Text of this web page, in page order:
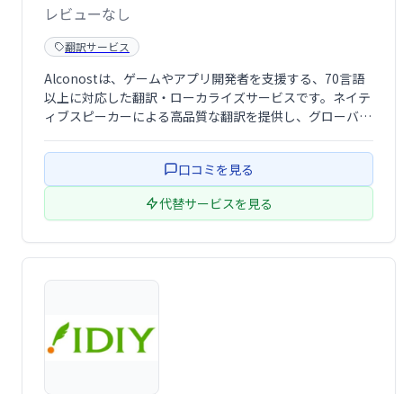
レビューなし
翻訳サービス
Alconostは、ゲームやアプリ開発者を支援する、70言語
以上に対応した翻訳・ローカライズサービスです。ネイテ
ィブスピーカーによる高品質な翻訳を提供し、グローバル
口コミを見る
代替サービスを見る